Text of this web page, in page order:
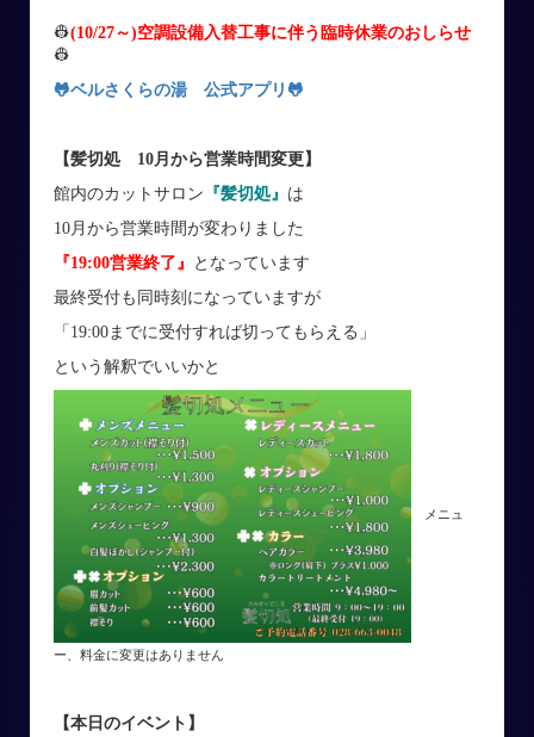
👷(10/27～)空調設備入替工事に伴う臨時休業のおしらせ
👷
🐸ベルさくらの湯 公式アプリ 🐸
【髪切処 10月から営業時間変更】
館内のカットサロン 『髪切処』 は
10月から営業時間が変わりました
『19:00営業終了』
となっています
最終受付も同時刻になっていますが
「19:00までに受付すれば切ってもらえる」
という解釈でいいかと
メニュ
ー、料金に変更はありません
【本日のイベント】